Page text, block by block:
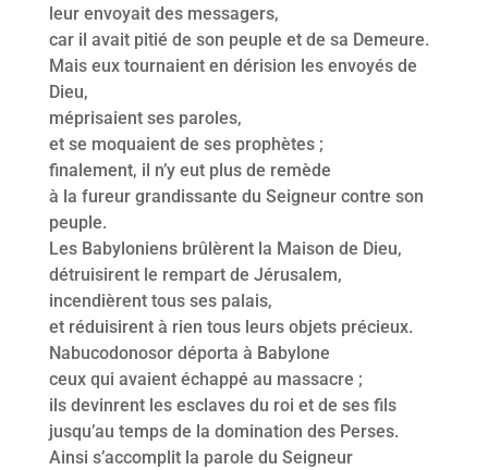
leur envoyait des messagers,
car il avait pitié de son peuple et de sa Demeure.
Mais eux tournaient en dérision les envoyés de
Dieu,
méprisaient ses paroles,
et se moquaient de ses prophètes ;
finalement, il n’y eut plus de remède
à la fureur grandissante du Seigneur contre son
peuple.
Les Babyloniens brûlèrent la Maison de Dieu,
détruisirent le rempart de Jérusalem,
incendièrent tous ses palais,
et réduisirent à rien tous leurs objets précieux.
Nabucodonosor déporta à Babylone
ceux qui avaient échappé au massacre ;
ils devinrent les esclaves du roi et de ses fils
jusqu’au temps de la domination des Perses.
Ainsi s’accomplit la parole du Seigneur